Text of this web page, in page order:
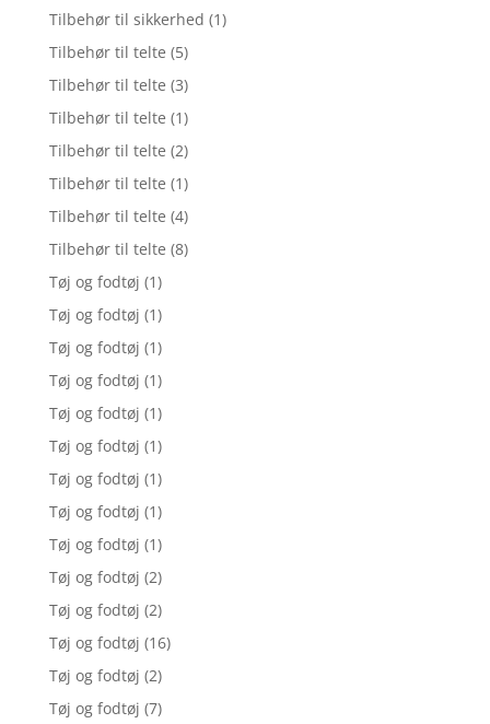
Tilbehør til sikkerhed (1)
Tilbehør til telte (5)
Tilbehør til telte (3)
Tilbehør til telte (1)
Tilbehør til telte (2)
Tilbehør til telte (1)
Tilbehør til telte (4)
Tilbehør til telte (8)
Tøj og fodtøj (1)
Tøj og fodtøj (1)
Tøj og fodtøj (1)
Tøj og fodtøj (1)
Tøj og fodtøj (1)
Tøj og fodtøj (1)
Tøj og fodtøj (1)
Tøj og fodtøj (1)
Tøj og fodtøj (1)
Tøj og fodtøj (2)
Tøj og fodtøj (2)
Tøj og fodtøj (16)
Tøj og fodtøj (2)
Tøj og fodtøj (7)